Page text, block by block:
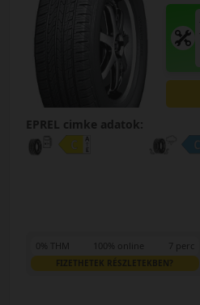
EPREL cimke adatok:
0% THM 100% online 7 perc
FIZETHETEK RÉSZLETEKBEN?